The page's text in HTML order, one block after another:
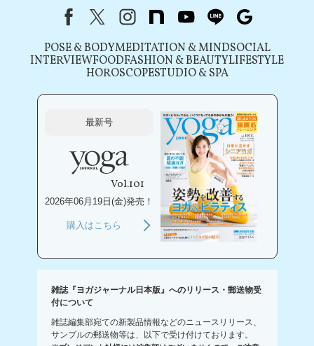
FacebookX（旧Twitter）
instagram
note youtubeline
POSE & BODYMEDITATION & MINDSOCIAL
INTERVIEWFOODFASHION & BEAUTYLIFESTYLE
HOROSCOPESTUDIO & SPA
最新号
Vol.101
2026年06月19日(金)発売！
購入はこちら
雑誌『ヨガジャーナル日本版』へのリリース・郵送物受
付について
雑誌編集部宛ての新製品情報などのニュースリリース、
サンプルの郵送物等は、以下で受け付けております。